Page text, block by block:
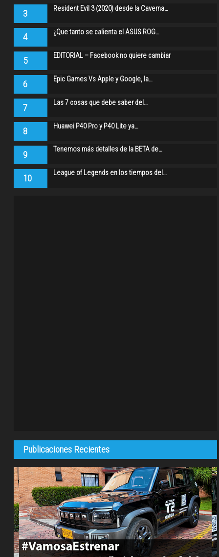
3 Resident Evil 3 (2020) desde la Caverna…
4 ¿Que tanto se calienta el ASUS ROG…
5 EDITORIAL – Facebook no quiere cambiar
6 Epic Games Vs Apple y Google, la…
7 Las 7 cosas que debe saber del…
8 Huawei P40 Pro y P40 Lite ya…
9 Tenemos más detalles de la BETA de…
10 League of Legends en los tiempos del…
Publicaciones Recientes